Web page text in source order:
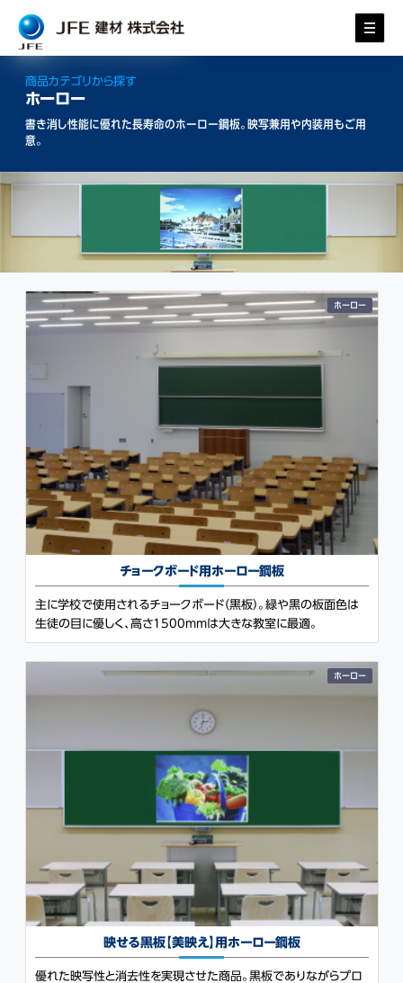
商品カテゴリから探す
ホーロー
書き消し性能に優れた長寿命のホーロー鋼板。映写兼用や内装用もご用
意。
ホーロー
チョークボード用 ホーロー鋼板
主に学校で使用されるチョークボード（黒板）。緑や黒の板面色は
生徒の目に優しく、高さ1500mmは大きな教室に最適。
ホーロー
映せる黒板【美映え】用 ホーロー鋼板
優れた映写性と消去性を実現させた商品。黒板でありながらプロ